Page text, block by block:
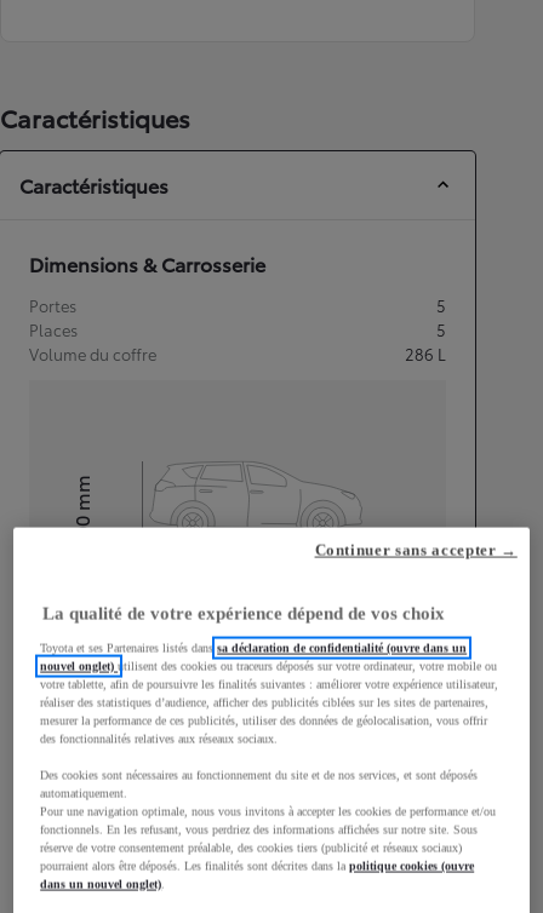
Caractéristiques
Caractéristiques
Dimensions & Carrosserie
Portes
5
Places
5
Volume du coffre
286 L
3 940 mm
Hauteur
1 500
mm
1 745 mm
Consommation mixte
La qualité de votre expérience dépend de vos choix
Toyota et ses Partenaires listés danssa déclaration de confidentialité (ouvre dans un
nouvel onglet)utilisent des cookies ou traceurs déposés sur votre ordinateur, votre mobile ou
votre tablette, afin de poursuivre les finalités suivantes : améliorer votre expérience utilisateur,
réaliser des statistiques d’audience, afficher des publicités ciblées sur les sites de partenaires,
mesurer la performance de ces publicités, utiliser des données de géolocalisation, vous offrir
des fonctionnalités relatives aux réseaux sociaux.
Des cookies sont nécessaires au fonctionnement du site et de nos services, et sont déposés
automatiquement.
Pour une navigation optimale, nous vous invitons à accepter les cookies de performance et/ou
fonctionnels. En les refusant, vous perdriez des informations affichées sur notre site. Sous
réserve de votre consentement préalable, des cookies tiers (publicité et réseaux sociaux)
pourraient alors être déposés. Les finalités sont décrites dans lapolitique cookies (ouvre
dans un nouvel onglet)
Continuer sans accepter →